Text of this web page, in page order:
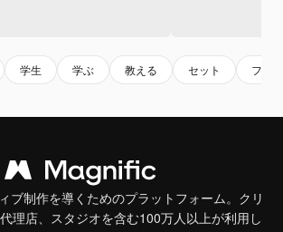
学生 学ぶ 教える セット フラ
ブ制作を導くためのプラットフォーム。クリ
理店、スタジオを含む100万人以上が利用し